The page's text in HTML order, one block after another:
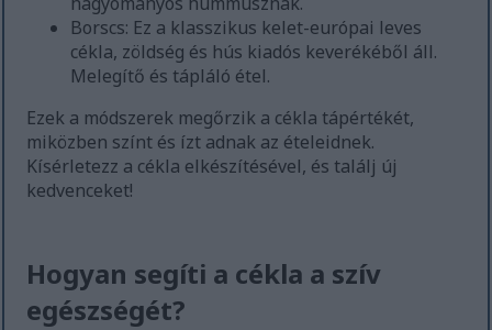
Borscs: Ez a klasszikus kelet-európai leves
cékla, zöldség és hús kiadós keverékéből áll.
Melegítő és tápláló étel.
Ezek a módszerek megőrzik a cékla tápértékét,
miközben színt és ízt adnak az ételeidnek.
Kísérletezz a cékla elkészítésével, és találj új
kedvenceket!
Hogyan segíti a cékla a szív
egészségét?